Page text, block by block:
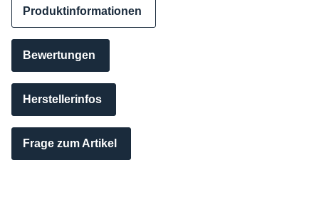
Produktinformationen
Bewertungen
Herstellerinfos
Frage zum Artikel